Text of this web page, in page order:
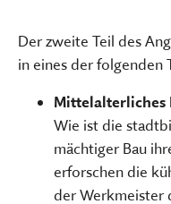
Der zweite Teil des
in eines der folgenden
Mittelalterliches
Wie ist die
mächtiger Bau
erforschen die
der Werkmeister